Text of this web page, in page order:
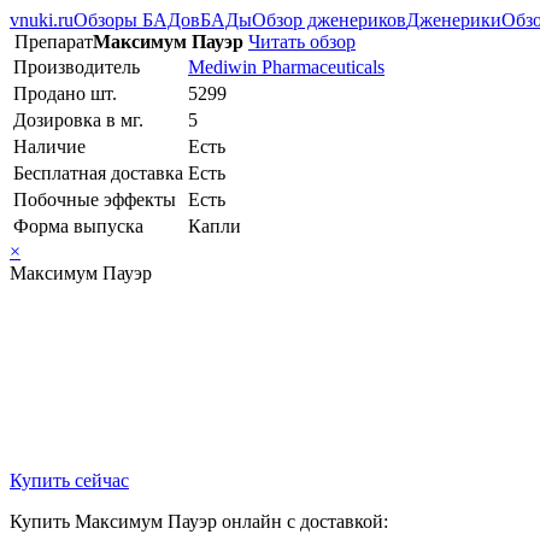
vnuki.ruОбзоры БАДовБАДыОбзор дженериковДженерики
ПрепаратМаксимум Пауэр Читать обзор
Производитель
Mediwin Pharmaceuticals
Продано шт.
5299
Дозировка в мг.
5
Наличие
Есть
Бесплатная доставка Есть
Побочные эффекты Есть
Форма выпуска
Капли
×
Максимум Пауэр
Купить сейчас
Купить Максимум Пауэр онлайн с доставкой: